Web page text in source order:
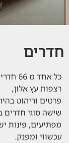
חדרים
כל
רצפות עץ אלון,
פרטים וריהוט
שישה סוגי חדרים
מפתיעים, פינות
עכשווי ומפנק.